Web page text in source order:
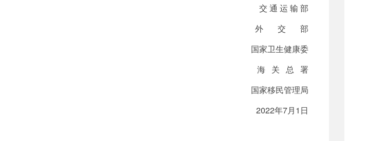
交 通 运 输 部
外 交 部
国家卫生健康委
海 关 总 署
国家移民管理局
2022年7月1日